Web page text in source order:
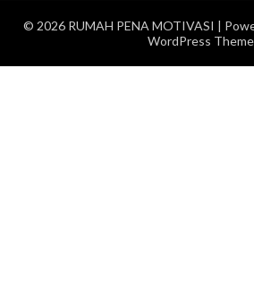
© 2026 RUMAH PENA MOTIVASI |
WordPress Theme